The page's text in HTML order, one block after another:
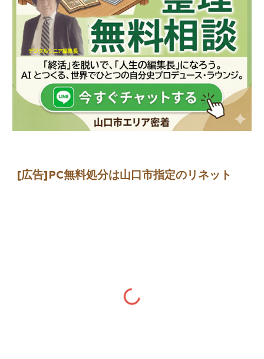
[広告]PC無料処分は山口市指定のリネット